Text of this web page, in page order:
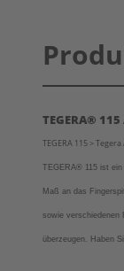
TEGERA®
TEGERA 115 >
TEGERA® 115 ist ein
Maß an das
sowie verschiedenen
überzeugen. Haben